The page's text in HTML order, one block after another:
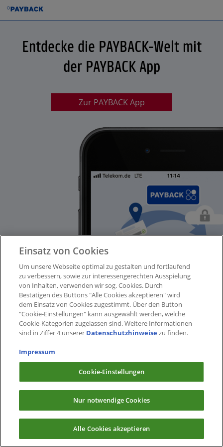
Entdecke die PAYBACK-Welt mit
der PAYBACK App
Zur PAYBACK App
Einsatz von Cookies
Um unsere Webseite optimal zu gestalten und fortlaufend
zu verbessern, sowie zur interessengerechten Ausspielung
von Inhalten, verwenden wir sog. Cookies. Durch
Bestätigen des Buttons "Alle Cookies akzeptieren" wird
dem Einsatz von Cookies zugestimmt. Über den Button
"Cookie-Einstellungen" kann ausgewählt werden, welche
Cookie-Kategorien zugelassen sind. Weitere Informationen
sind in Ziffer 4 unserer Datenschutzhinweise zu finden.
Impressum
Cookie-Einstellungen
Nur notwendige Cookies
Alle Cookies akzeptieren